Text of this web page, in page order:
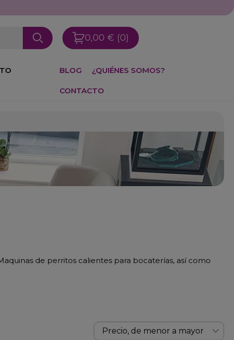
0,00 € (0)
BLOG ¿QUIÉNES SOMOS?
CONTACTO
de perritos calientes para bocaterías, así como